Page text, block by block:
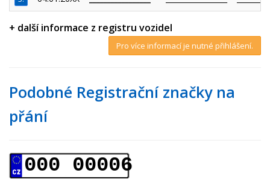
+ další informace z registru vozidel
Pro více informací je nutné přihlášení.
Podobné Registrační značky na
přání
000 00006